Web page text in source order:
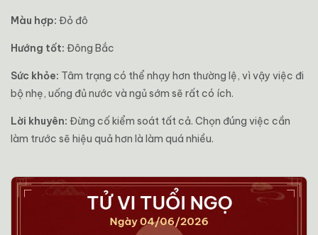
Màu hợp: Đỏ đô
Hướng tốt: Đông Bắc
Sức khỏe: Tâm trạng có thể nhạy hơn thường lệ, vì vậy việc đi
bộ nhẹ, uống đủ nước và ngủ sớm sẽ rất có ích.
Lời khuyên: Đừng cố kiểm soát tất cả. Chọn đúng việc cần
làm trước sẽ hiệu quả hơn là làm quá nhiều.